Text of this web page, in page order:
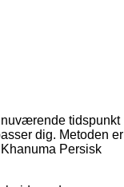
tidspunkt
dig. Metoden er
Persisk